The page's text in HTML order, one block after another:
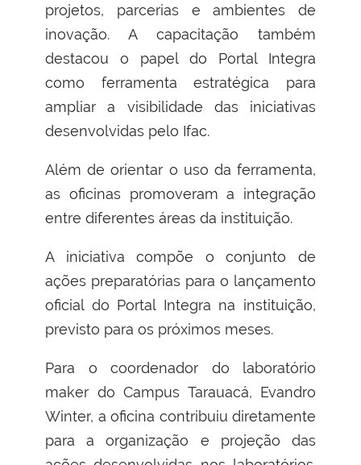
projetos, parcerias e ambientes de
inovação. A capacitação também
destacou o papel do Portal Integra
como ferramenta estratégica para
ampliar a visibilidade das iniciativas
desenvolvidas pelo Ifac.
Além de orientar o uso da ferramenta,
as oficinas promoveram a integração
entre diferentes áreas da instituição.
A iniciativa compõe o conjunto de
ações preparatórias para o lançamento
oficial do Portal Integra na instituição,
previsto para os próximos meses.
Para o coordenador do laboratório
maker do Campus Tarauacá, Evandro
Winter, a oficina contribuiu diretamente
para a organização e projeção das